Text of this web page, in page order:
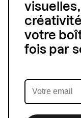
votre
fois par